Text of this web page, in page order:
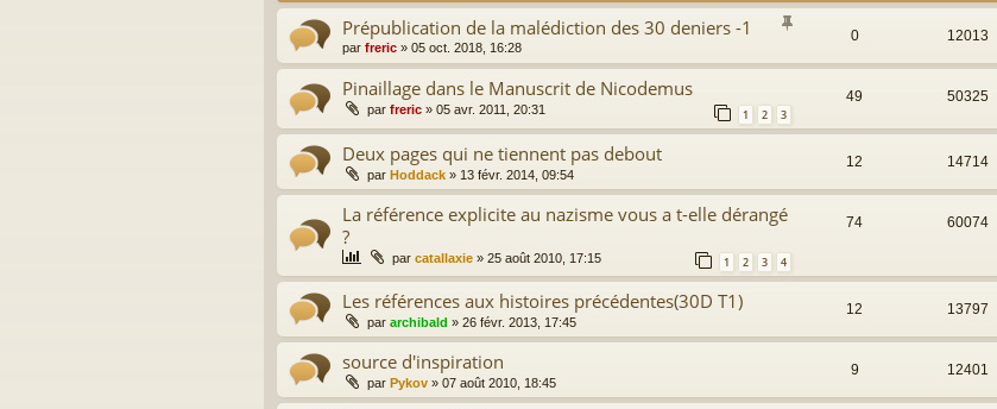
Prépublication de la malédiction des 30 deniers -1
par freric » 05 oct. 2018, 16:28
0 12013
Pinaillage dans le Manuscrit de Nicodemus
par freric » 05 avr. 2011, 20:31 1 2 3
49 50325
Deux pages qui ne tiennent pas debout
par Hoddack » 13 févr. 2014, 09:54
12 14714
La référence explicite au nazisme vous a t-elle dérangé
?
par catallaxie » 25 août 2010, 17:15 1 2 3 4
74 60074
Les références aux histoires précédentes(30D T1)
par archibald » 26 févr. 2013, 17:45
12 13797
source d'inspiration
par Pykov » 07 août 2010, 18:45
9 12401